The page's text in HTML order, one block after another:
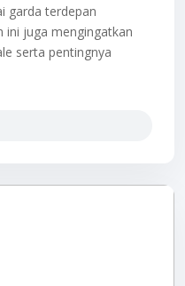
garda terdepan
juga mengingatkan
serta pentingnya